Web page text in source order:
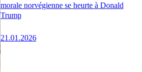
morale norvégienne se heurte à Donald
Trump
21.01.2026